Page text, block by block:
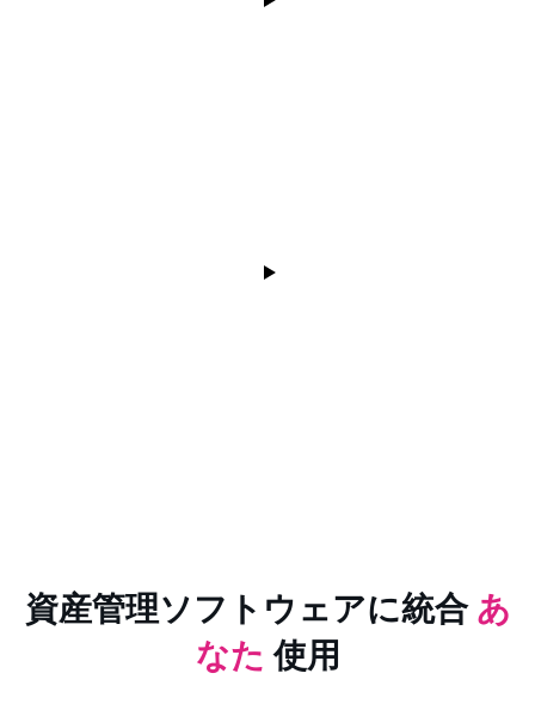
資産管理ソフトウェアに統合 あ
なた使用